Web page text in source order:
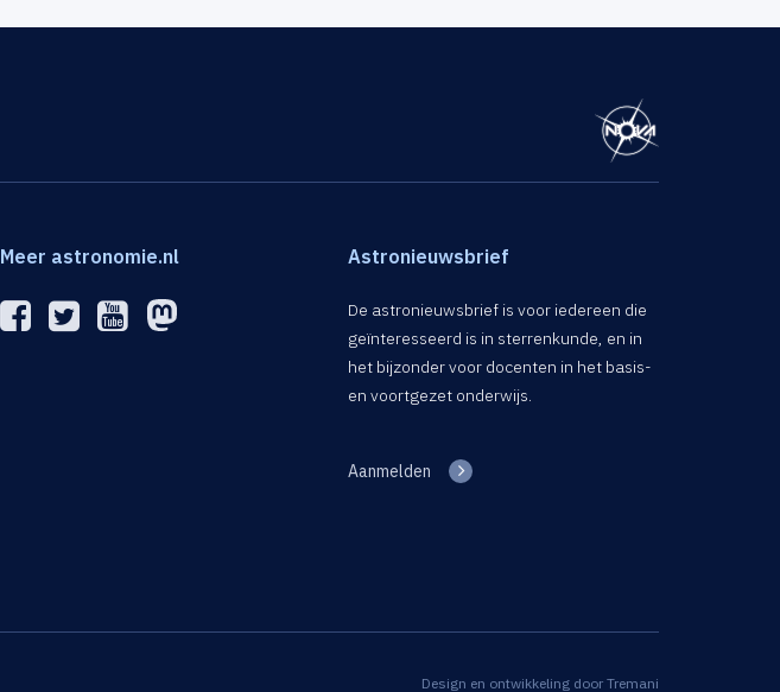
Meer astronomie.nl Astronieuwsbrief
De astronieuwsbrief is voor iedereen die
geïnteresseerd is in sterrenkunde, en in
het bijzonder voor docenten in het basis-
en voortgezet onderwijs.
Aanmelden
Design en ontwikkeling door Tremani